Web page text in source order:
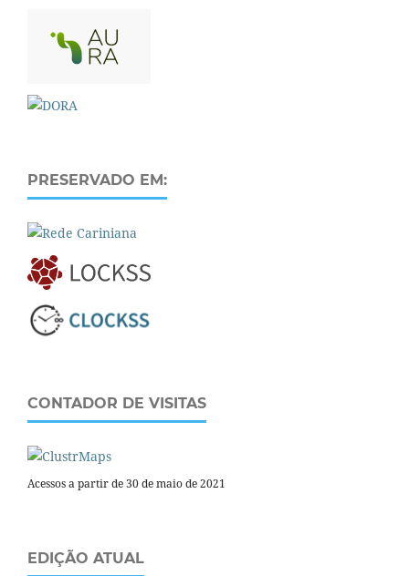
PRESERVADO EM:
CONTADOR DE VISITAS
Acessos a partir de 30 de maio de 2021
EDIÇÃO ATUAL